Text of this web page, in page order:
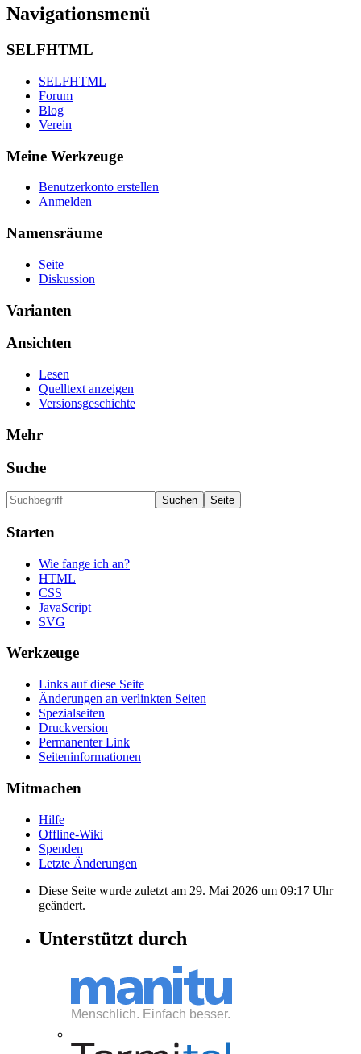
Navigationsmenü
SELFHTML
SELFHTML
Forum
Blog
Verein
Meine Werkzeuge
Benutzerkonto erstellen
Anmelden
Namensräume
Seite
Diskussion
Varianten
Ansichten
Lesen
Quelltext anzeigen
Versionsgeschichte
Mehr
Suche
Starten
Wie fange ich an?
HTML
CSS
JavaScript
SVG
Werkzeuge
Links auf diese Seite
Änderungen an verlinkten Seiten
Spezialseiten
Druckversion
Permanenter Link
Seiten­informationen
Mitmachen
Hilfe
Offline-Wiki
Spenden
Letzte Änderungen
Diese Seite wurde zuletzt am 29. Mai 2026 um 09:17 Uhr
geändert.
Unterstützt durch